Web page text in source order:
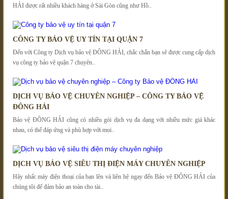
HẢI được rất nhiều khách hàng ở Sài Gòn cũng như Hồ..
CÔNG TY BẢO VỆ UY TÍN TẠI QUẬN 7
Đến với Công ty Dịch vụ bảo vệ ĐÔNG HẢI, chắc chắn bạn sẽ được cung cấp dịch
vụ công ty bảo vệ quận 7 chuyên..
DỊCH VỤ BẢO VỆ CHUYÊN NGHIỆP – CÔNG TY BẢO VỆ
ĐÔNG HẢI
Bảo vệ ĐÔNG HẢI cũng có nhiều gói dịch vụ đa dạng với nhiều mức giá khác
nhau, có thể đáp ứng và phù hợp với mọi..
DỊCH VỤ BẢO VỆ SIÊU THỊ ĐIỆN MÁY CHUYÊN NGHIỆP
Hãy nhấc máy điện thoại của bạn lên và liên hệ ngay đến Bảo vệ ĐÔNG HẢI của
chúng tôi để đảm bảo an toàn cho tài..